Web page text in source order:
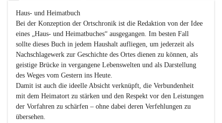
Haus- und Heimatbuch
Bei der Konzeption der Ortschronik ist die Redaktion von der Idee
eines „Haus- und Heimatbuches“ ausgegangen. Im besten Fall
sollte dieses Buch in jedem Haushalt aufliegen, um jederzeit als
Nachschlagewerk zur Geschichte des Ortes dienen zu können, als
geistige Brücke in vergangene Lebenswelten und als Darstellung
des Weges vom Gestern ins Heute.
Damit ist auch die ideelle Absicht verknüpft, die Verbundenheit
mit dem Heimatort zu stärken und den Respekt vor den Leistungen
der Vorfahren zu schärfen – ohne dabei deren Verfehlungen zu
übersehen.